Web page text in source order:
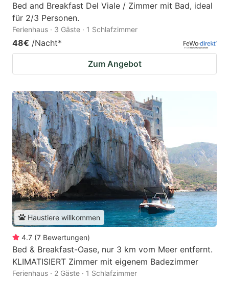
Bed and Breakfast Del Viale / Zimmer mit Bad, ideal
für 2/3 Personen.
Ferienhaus · 3 Gäste · 1 Schlafzimmer
48€ /Nacht*
Zum Angebot
Haustiere willkommen
4.7 (7 Bewertungen)
Bed & Breakfast-Oase, nur 3 km vom Meer entfernt.
KLIMATISIERT Zimmer mit eigenem Badezimmer
Ferienhaus · 2 Gäste · 1 Schlafzimmer